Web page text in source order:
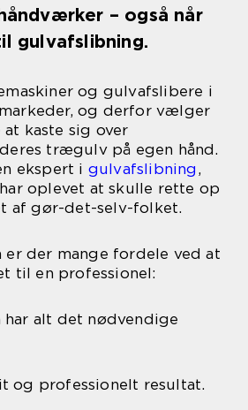
– også når
gulvafslibning.
og gulvafslibere i
og derfor vælger
at kaste sig over
trægulv på egen hånd.
ekspert i gulvafslibning ,
oplevet at skulle rette op
af gør-det-selv-folket.
er der mange fordele ved at
til en professionel:
alt det nødvendige
og professionelt resultat.